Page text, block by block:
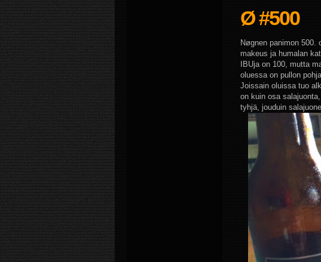
Ø #500
Nøgnen panimon
makeus ja humalan
IBUja on 100, mutta
oluessa on pullon
Joissain oluissa tuo
on kuin osa
tyhjä, jouduin